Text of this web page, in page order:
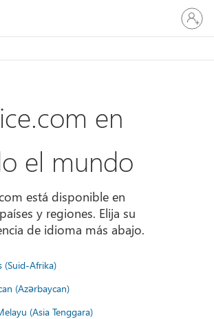
Iniciar
sesión
en
cuenta
en
el mundo
está disponible en
y regiones. Elija su
de idioma más abajo.
(Suid-Afrika)
(Azərbaycan)
(Asia Tenggara)